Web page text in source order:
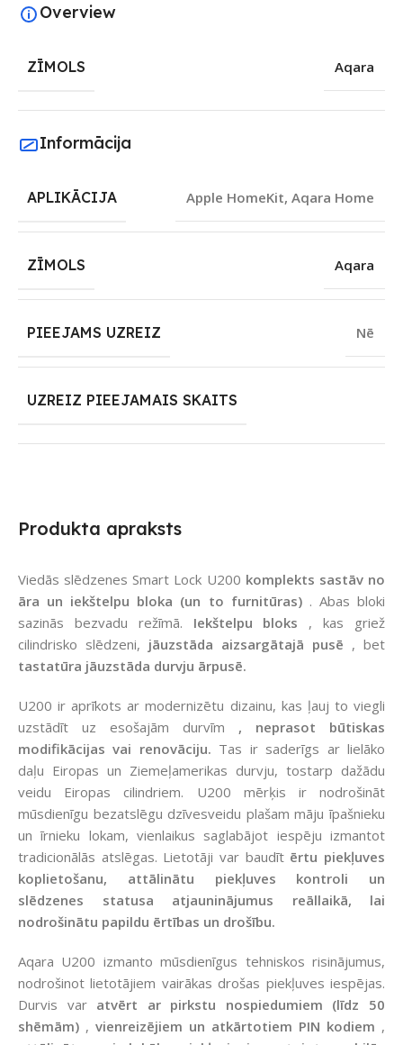
Produkta apraksts
Viedās slēdzenes Smart Lock U200 komplekts sastāv no
āra un iekštelpu bloka (un to furnitūras). Abas bloki
sazinās bezvadu režīmā. Iekštelpu bloks , kas griež
cilindrisko slēdzeni, jāuzstāda aizsargātajā pusē , bet
tastatūra jāuzstāda durvju ārpusē.
U200 ir aprīkots ar modernizētu dizainu, kas ļauj to viegli
uzstādīt uz esošajām durvīm , neprasot būtiskas
modifikācijas vai renovāciju. Tas ir saderīgs ar lielāko
daļu Eiropas un Ziemeļamerikas durvju, tostarp dažādu
veidu Eiropas cilindriem. U200 mērķis ir nodrošināt
mūsdienīgu bezatslēgu dzīvesveidu plašam māju īpašnieku
un īrnieku lokam, vienlaikus saglabājot iespēju izmantot
tradicionālās atslēgas. Lietotāji var baudīt ērtu piekļuves
koplietošanu, attālinātu piekļuves kontroli un
slēdzenes statusa atjauninājumus reāllaikā, lai
nodrošinātu papildu ērtības un drošību.
Aqara U200 izmanto mūsdienīgus tehniskos risinājumus,
nodrošinot lietotājiem vairākas drošas piekļuves iespējas.
Durvis var atvērt ar pirkstu nospiedumiem (līdz 50
shēmām) , vienreizējiem un atkārtotiem PIN kodiem ,
Overview
ZĪMOLS Aqara
Informācija
APLIKĀCIJA Apple HomeKit, Aqara Home
ZĪMOLS Aqara
PIEEJAMS UZREIZ Nē
UZREIZ PIEEJAMAIS SKAITS